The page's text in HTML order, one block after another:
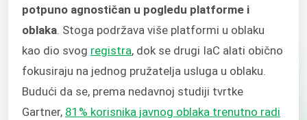
potpuno agnostičan u pogledu platforme i
oblaka. Stoga podržava više platformi u oblaku
kao dio svog registra, dok se drugi IaC alati obično
fokusiraju na jednog pružatelja usluga u oblaku.
Budući da se, prema nedavnoj studiji tvrtke
Gartner, 81% korisnika javnog oblaka trenutno radi